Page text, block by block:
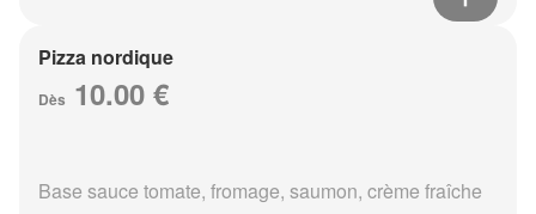
Pizza nordique
Dès 10.00 €
Base sauce tomate, fromage, saumon, crème fraîche